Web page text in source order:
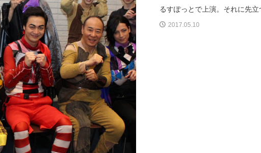
るすぽっとで上演。それに先立
2017.05.10